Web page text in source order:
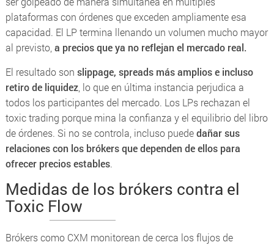
plataformas con órdenes que exceden ampliamente esa
capacidad. El LP termina llenando un volumen mucho mayor
al previsto, a precios que ya no reflejan el mercado real.
El resultado son slippage, spreads más amplios e incluso
retiro de liquidez, lo que en última instancia perjudica a
todos los participantes del mercado. Los LPs rechazan el
toxic trading porque mina la confianza y el equilibrio del libro
de órdenes. Si no se controla, incluso puededañar sus
relaciones con los brókers que dependen de ellos para
ofrecer precios estables.
Medidas de los brókers contra el
Toxic Flow
Brókers como CXM monitorean de cerca los flujos de